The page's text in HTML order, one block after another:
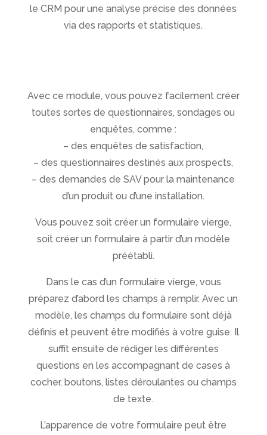
le CRM pour une analyse précise des données
via des rapports et statistiques.
Avec ce module, vous pouvez facilement créer
toutes sortes de questionnaires, sondages ou
enquêtes, comme :
– des enquêtes de satisfaction,
– des questionnaires destinés aux prospects,
– des demandes de SAV pour la maintenance
d’un produit ou d’une installation.
Vous pouvez soit créer un formulaire vierge,
soit créer un formulaire à partir d’un modèle
préétabli.
Dans le cas d’un formulaire vierge, vous
préparez d’abord les champs à remplir. Avec un
modèle, les champs du formulaire sont déjà
définis et peuvent être modifiés à votre guise. Il
suffit ensuite de rédiger les différentes
questions en les accompagnant de cases à
cocher, boutons, listes déroulantes ou champs
de texte.
L’apparence de votre formulaire peut être